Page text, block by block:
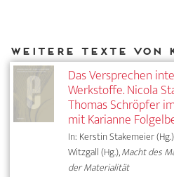
Das Versprechen
Werkstoffe. Nicola
Thomas Schröpfer
mit Karianne
In: Kerstin Stakemeier
Witzgall (Hg.),Macht des
der Materialität